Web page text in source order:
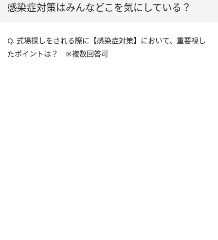
感染症対策はみんなどこを気にしている？
Q. 式場探しをされる際に【感染症対策】において、重要視し
たポイントは？ ※複数回答可